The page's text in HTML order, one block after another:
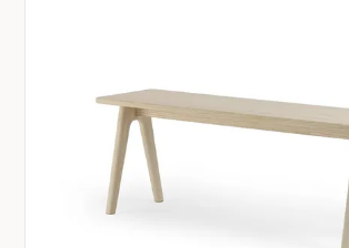
Bordslösningar kan även inkludera
för stolen eller pallen. Vi har utvecklat
alternativ för upphängning av flera av
Dessa upphängningar skyddar träytan